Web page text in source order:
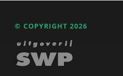
© COPYRIGHT 2026